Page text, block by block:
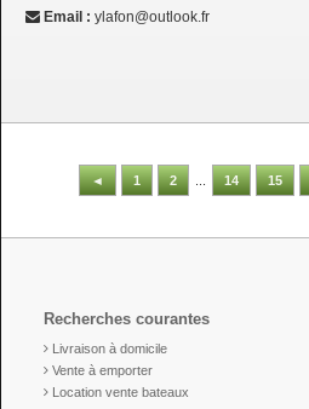
Email : ylafon@outlook.fr
◄ 1 2 ... 14 15
Recherches courantes
Livraison à domicile
Vente à emporter
Location vente bateaux